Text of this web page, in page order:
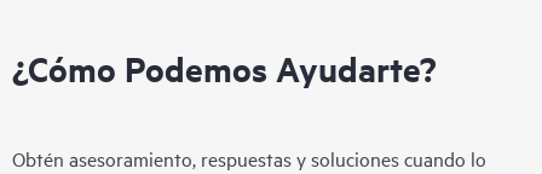
¿Cómo Podemos Ayudarte?
Obtén asesoramiento, respuestas y soluciones cuando lo